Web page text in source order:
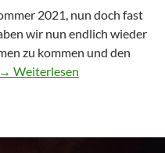
2021, nun doch fast
wir nun endlich wieder
zu kommen und den
→ Weiterlesen